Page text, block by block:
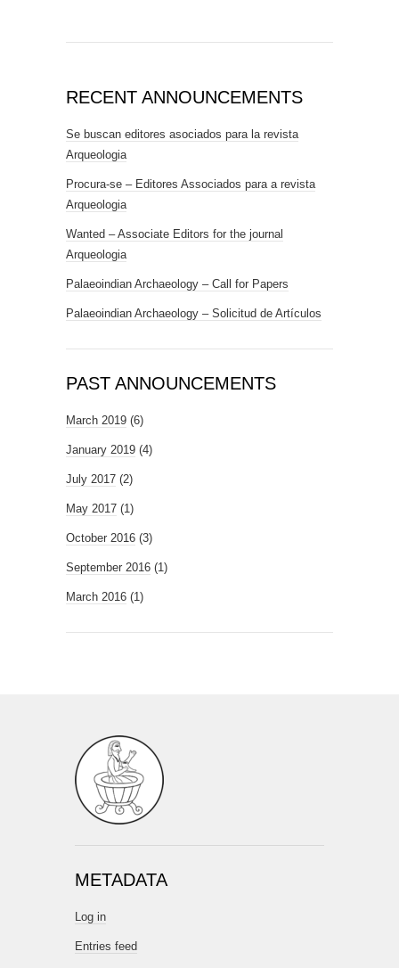
RECENT ANNOUNCEMENTS
Se buscan editores asociados para la revista
Arqueologia
Procura-se – Editores Associados para a revista
Arqueologia
Wanted – Associate Editors for the journal
Arqueologia
Palaeoindian Archaeology – Call for Papers
Palaeoindian Archaeology – Solicitud de Artículos
PAST ANNOUNCEMENTS
March 2019 (6)
January 2019 (4)
July 2017 (2)
May 2017 (1)
October 2016 (3)
September 2016 (1)
March 2016 (1)
METADATA
Log in
Entries feed